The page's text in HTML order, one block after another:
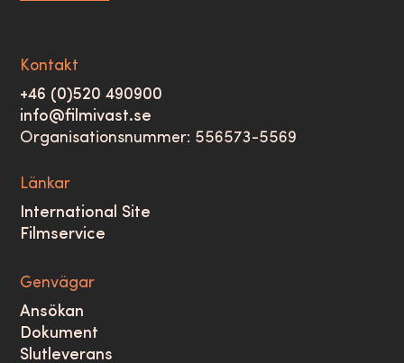
Kontakt
+46 (0)520 490900
info@filmivast.se
Organisationsnummer: 556573-5569
Länkar
International Site
Filmservice
Genvägar
Ansökan
Dokument
Slutleverans